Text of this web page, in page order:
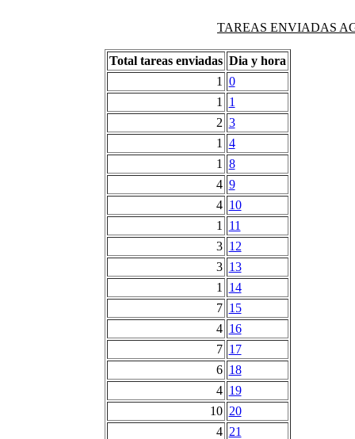
TAREAS ENVIADAS
Total tareas enviadas Dia y hora
1
0
1
1
2 3
1
4
1
8
4 9
4 10
1
11
3 12
3 13
1
14
7 15
4 16
7 17
6 18
4 19
10 20
4 21